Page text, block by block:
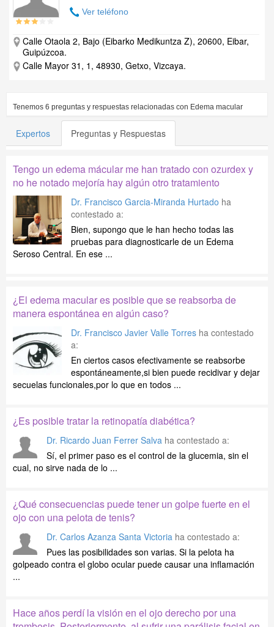
Ver teléfono
Calle Otaola 2, Bajo (Eibarko Medikuntza Z), 20600, Eibar,
Guipúzcoa.
Calle Mayor 31, 1, 48930, Getxo, Vizcaya.
Tenemos 6 preguntas y respuestas relacionadas con Edema macular
Expertos Preguntas y Respuestas
Tengo un edema mácular me han tratado con ozurdex y
no he notado mejoría hay algún otro tratamiento
Dr. Francisco Garcia-Miranda Hurtado ha
contestado a:
Bien, supongo que le han hecho todas las
pruebas para diagnosticarle de un Edema
Seroso Central. En ese ...
¿El edema macular es posible que se reabsorba de
manera espontánea en algún caso?
Dr. Francisco Javier Valle Torres ha contestado
a:
En ciertos casos efectivamente se reabsorbe
espontáneamente,si bien puede recidivar y dejar
secuelas funcionales,por lo que en todos ...
¿Es posible tratar la retinopatía diabética?
Dr. Ricardo Juan Ferrer Salva ha contestado a:
Sí, el primer paso es el control de la glucemia, sin el
cual, no sirve nada de lo ...
¿Qué consecuencias puede tener un golpe fuerte en el
ojo con una pelota de tenis?
Dr. Carlos Azanza Santa Victoria ha contestado a:
Pues las posibilidades son varias. Si la pelota ha
golpeado contra el globo ocular puede causar una inflamación
...
Hace años perdí la visión en el ojo derecho por una